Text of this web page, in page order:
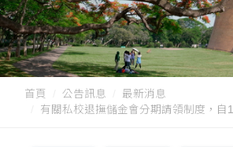
首頁 公告訊息
最新消息
有關私校退撫儲金會分期請領制度，自